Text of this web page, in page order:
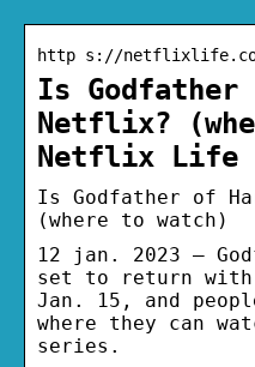
http s://
Is Godfather
Netflix?
Netflix Life
Is Godfather of
(where to watch)
12 jan. 2023 —
set to return
Jan. 15, and
where they can
series.